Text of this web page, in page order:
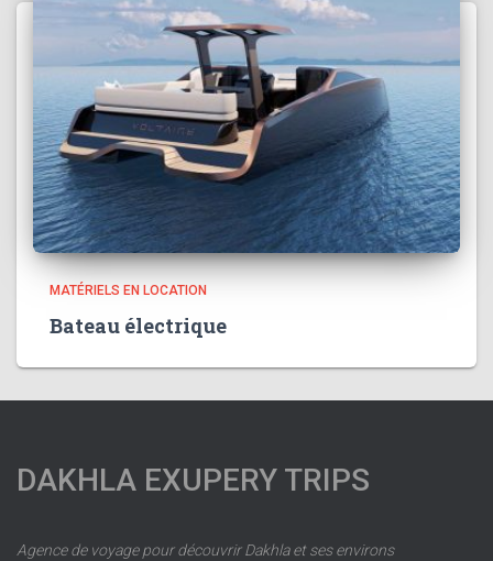
MATÉRIELS EN LOCATION
Bateau électrique
DAKHLA EXUPERY TRIPS
Agence de voyage pour découvrir Dakhla et ses environs